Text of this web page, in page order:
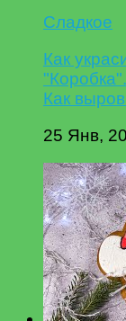
Сладкое
Как
Как
25 Янв,